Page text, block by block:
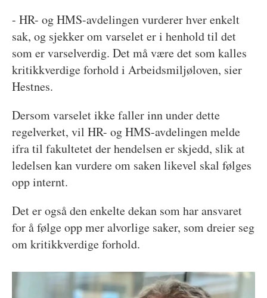
- HR- og HMS-avdelingen vurderer hver enkelt
sak, og sjekker om varselet er i henhold til det
som er varselverdig. Det må være det som kalles
kritikkverdige forhold i Arbeidsmiljøloven, sier
Hestnes.
Dersom varselet ikke faller inn under dette
regelverket, vil HR- og HMS-avdelingen melde
ifra til fakultetet der hendelsen er skjedd, slik at
ledelsen kan vurdere om saken likevel skal følges
opp internt.
Det er også den enkelte dekan som har ansvaret
for å følge opp mer alvorlige saker, som dreier seg
om kritikkverdige forhold.